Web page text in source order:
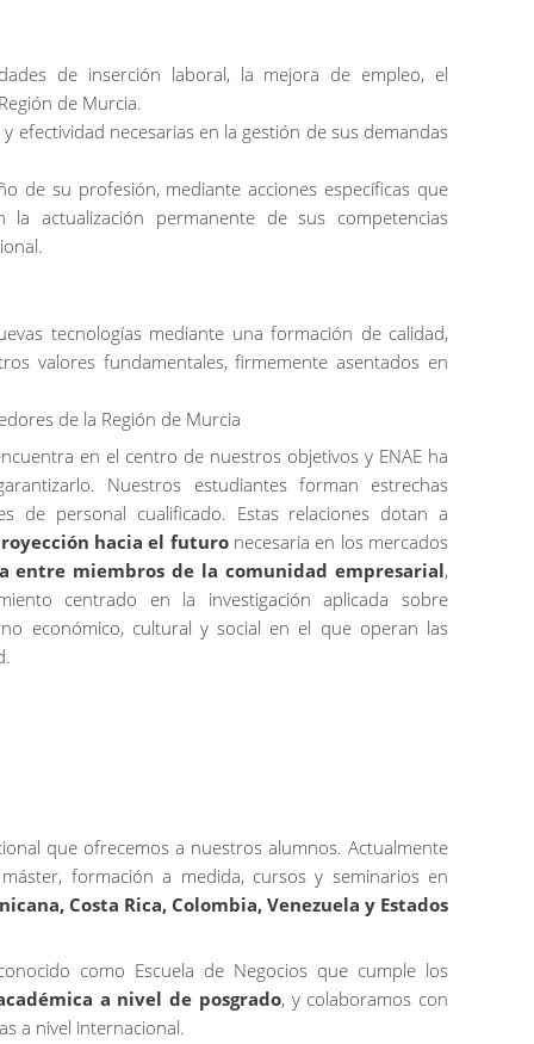
de inserción laboral, la mejora de empleo, el
de Murcia.
efectividad necesarias en la gestión de sus demandas
de su profesión, mediante acciones específicas que
actualización permanente de sus competencias
tecnologías mediante una formación de calidad,
valores fundamentales, firmemente asentados en
de la Región de Murcia
en el centro de nuestros objetivos y ENAE ha
. Nuestros estudiantes forman estrechas
de personal cualificado. Estas relaciones dotan a
hacia el futuro necesaria en los mercados
entre miembros de lacomunidad empresarial,
centrado en la investigación aplicada sobre
económico, cultural y social en el que operan las
que ofrecemos a nuestros alumnos. Actualmente
formación a medida, cursos y seminarios en
Costa Rica, Colombia, Venezuela y Estados
como Escuela de Negocios que cumple los
a nivel de posgrado, y colaboramos con
a nivel internacional.